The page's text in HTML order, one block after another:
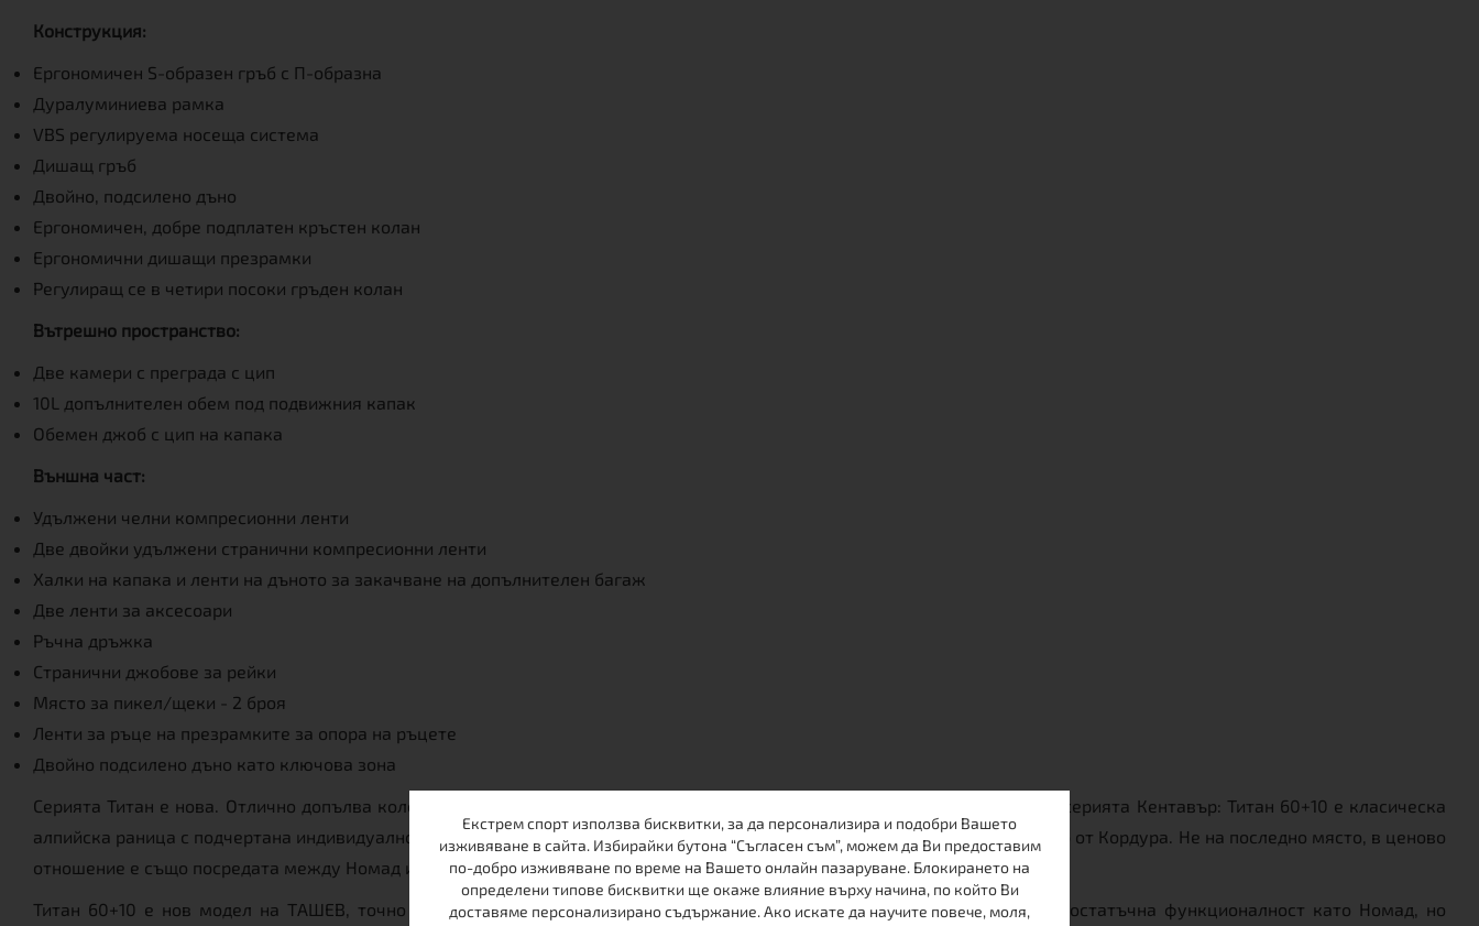
Конструкция:
Ергономичен S-образен гръб с П-образна
Дуралуминиева рамка
VBS регулируема носеща система
Дишащ гръб
Двойно, подсилено дъно
Ергономичен, добре подплатен кръстен колан
Ергономични дишащи презрамки
Регулиращ се в четири посоки гръден колан
Вътрешно пространство:
Две камери с преграда с цип
10L допълнителен обем под подвижния капак
Обемен джоб с цип на капака
Външна част:
Удължени челни компресионни ленти
Две двойки удължени странични компресионни ленти
Халки на капака и ленти на дъното за закачване на допълнителен багаж
Две ленти за аксесоари
Ръчна дръжка
Странични джобове за рейки
Място за пикел/щеки - 2 броя
Ленти за ръце на презрамките за опора на ръцете
Двойно подсилено дъно като ключова зона
Серията Титан е нова. Отлично допълва колекцията от раници с голям обем - точно посредата между серията Номад и серията Кентавър: Титан 60+10 е класическа
алпийска раница с подчертана индивидуалност като визия. По функционалност е подобна на Номад, но изработена изцяло от Кордура. Не на последно място, в ценово
отношение е също посредата между Номад и Кентавър.
Титан 60+10 е нов модел на ТАШЕВ, точно посредата между Номад 60+10 и Кентавър 60+10: с най-необходимата и достатъчна функционалност като Номад, но
Екстрем спорт използва бисквитки, за да персонализира и подобри Вашето
изживяване в сайта. Избирайки бутона “Съгласен съм”, можем да Ви предоставим
по-добро изживяване по време на Вашето онлайн пазаруване. Блокирането на
определени типове бисквитки ще окаже влияние върху начина, по който Ви
доставяме персонализирано съдържание. Ако искате да научите повече, моля,